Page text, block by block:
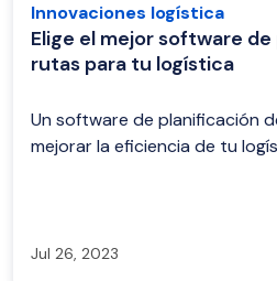
Innovaciones logística
Elige el mejor software
rutas para tu logística
Un software de planificación
mejorar la eficiencia de tu
Jul 26, 2023